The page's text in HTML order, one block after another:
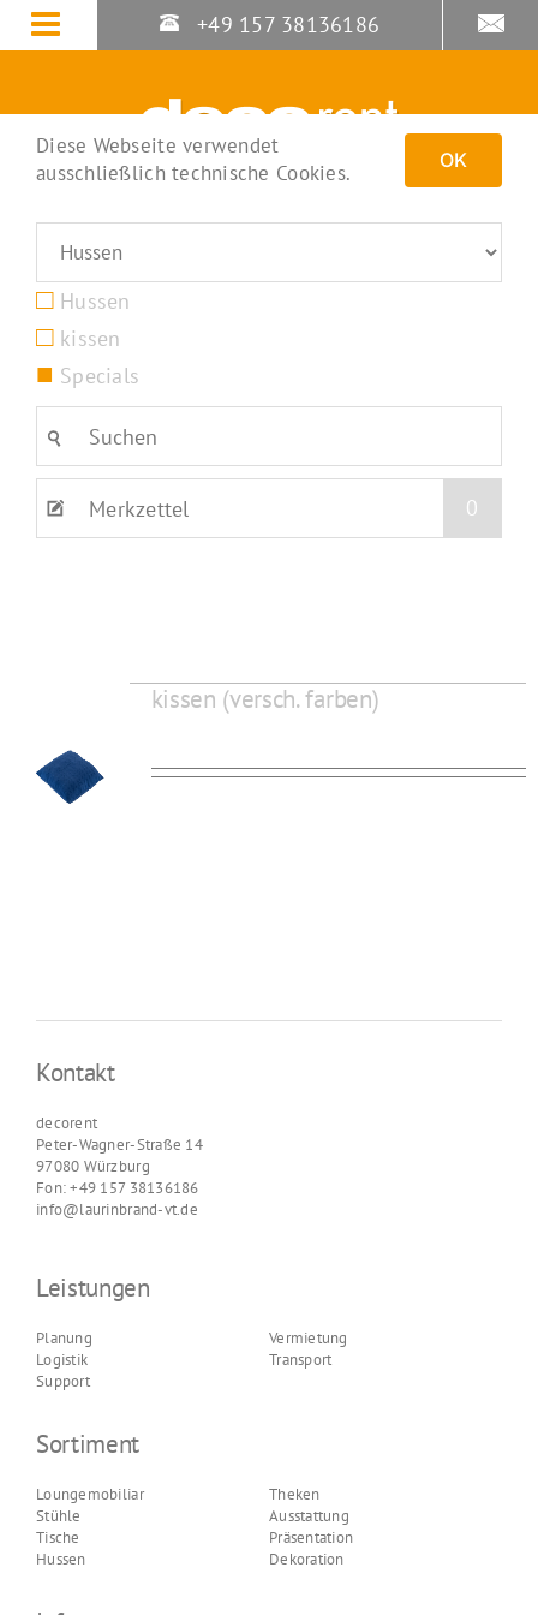
Zum
Inhalt
+49 157 38136186
Hussen
kissen
Specials
Merkzettel 0
kissen (versch. farben)
Diese Webseite verwendet
ausschließlich technische Cookies.
OK
Kontakt
decorent
Peter-Wagner-Straße 14
97080 Würzburg
Fon: +49 157 38136186
info@laurinbrand-vt.de
Leistungen
Planung
Logistik
Support
Vermietung
Transport
Sortiment
Loungemobiliar
Stühle
Tische
Hussen
Theken
Ausstattung
Präsentation
Dekoration